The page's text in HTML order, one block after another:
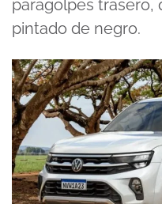
paragolpes trasero,
pintado de negro.